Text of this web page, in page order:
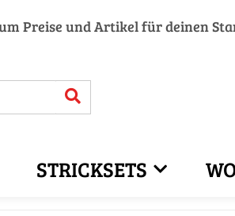
Preise und Artikel für deinen
STRICKSETS